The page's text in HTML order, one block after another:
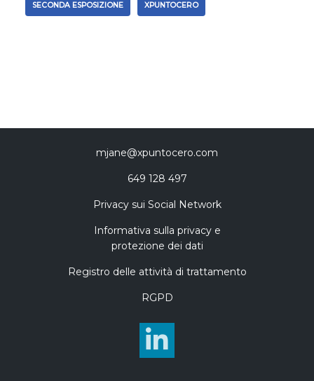
p
SECONDA ESPOSIZIONE XPUNTOCERO
mjane@xpuntocero.com
649 128 497
Privacy sui Social Network
Informativa sulla privacy e
protezione dei dati
Registro delle attività di trattamento
RGPD